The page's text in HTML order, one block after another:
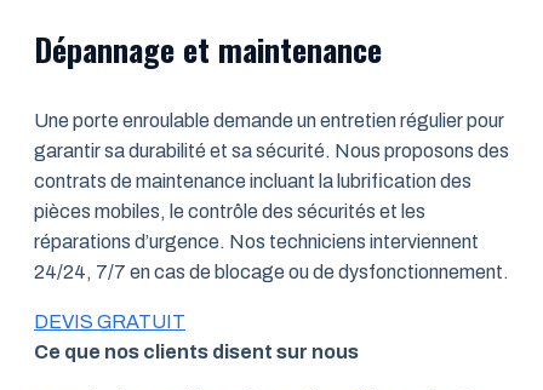
Dépannage et maintenance
Une porte enroulable demande un entretien régulier pour
garantir sa durabilité et sa sécurité. Nous proposons des
contrats de maintenance incluant la lubrification des
pièces mobiles, le contrôle des sécurités et les
réparations d’urgence. Nos techniciens interviennent
24/24, 7/7 en cas de blocage ou de dysfonctionnement.
DEVIS GRATUIT
Ce que nos clients disent sur nous